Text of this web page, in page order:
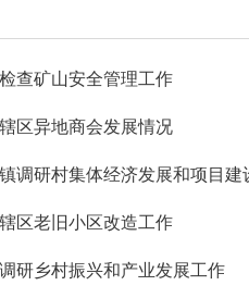
查矿山安全管理工作
区异地商会发展情况
调研村集体经济发展和项目建
区老旧小区改造工作
研乡村振兴和产业发展工作